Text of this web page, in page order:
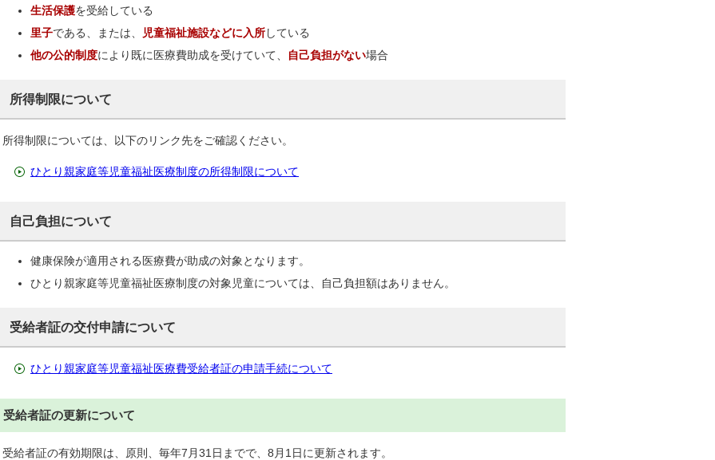
生活保護を受給している
里子である、または、 児童福祉施設などに入所 している
他の公的制度により既に医療費助成を受けていて、 自己負担がない場合
所得制限について
所得制限については、以下のリンク先をご確認ください。
ひとり親家庭等児童福祉医療制度の所得制限について
自己負担について
健康保険が適用される医療費が助成の対象となります。
ひとり親家庭等児童福祉医療制度の対象児童については、自己負担額はありません。
受給者証の交付申請について
ひとり親家庭等児童福祉医療費受給者証の申請手続について
受給者証の更新について
受給者証の有効期限は、原則、毎年7月31日までで、8月1日に更新されます。